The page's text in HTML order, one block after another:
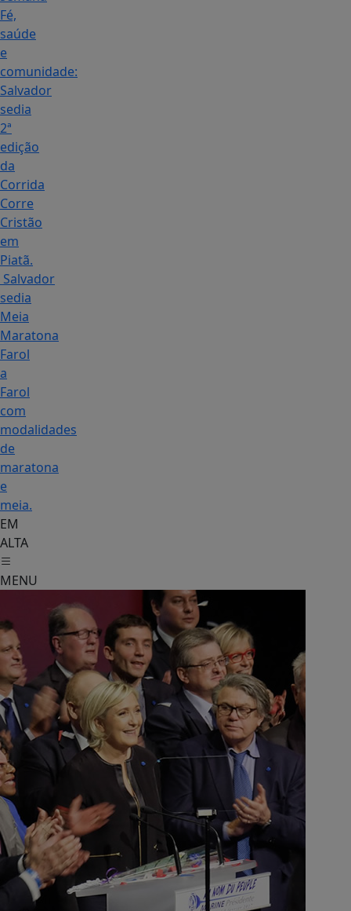
Fé,
saúde
e
comunidade:
Salvador
sedia
2ª
edição
da
Corrida
Corre
Cristão
em
Piatã.
Salvador
sedia
Meia
Maratona
Farol
a
Farol
com
modalidades
de
maratona
e
meia.
EM
ALTA
MENU